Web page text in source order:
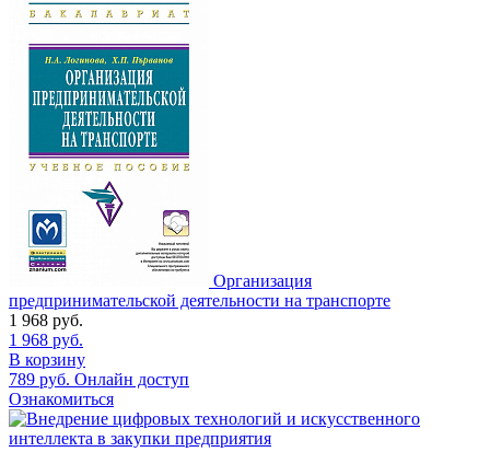
Организация
предпринимательской деятельности на транспорте
1 968 руб.
1 968 руб.
В корзину
789 руб. Онлайн доступ
Ознакомиться